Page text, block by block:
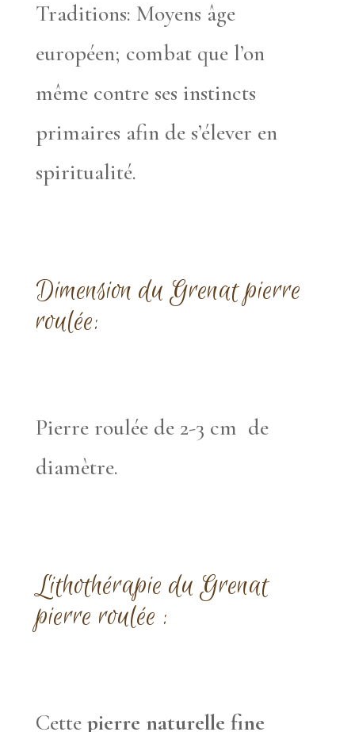
Traditions: Moyens âge
européen; combat que l’on
même contre ses instincts
primaires afin de s’élever en
spiritualité.
Dimension du Grenat pierre
roulée:
Pierre roulée de 2-3 cm de
diamètre.
Lithothérapie du Grenat
pierre roulée :
Cettepierre naturelle fine